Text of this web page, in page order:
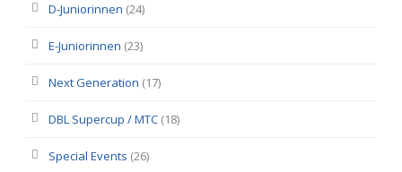
D-Juniorinnen (24)
E-Juniorinnen (23)
Next Generation (17)
DBL Supercup / MTC (18)
Special Events (26)